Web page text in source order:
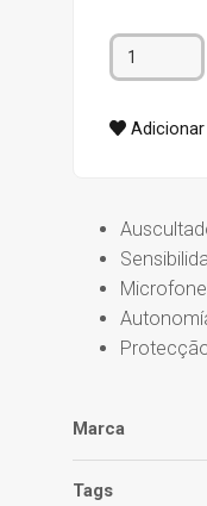
Marca
Tags